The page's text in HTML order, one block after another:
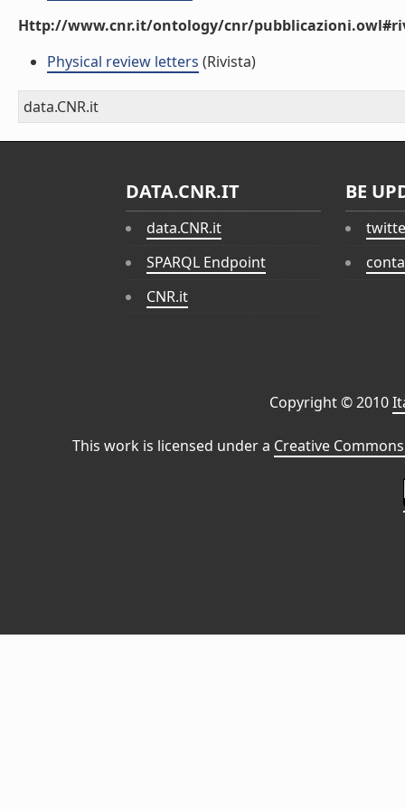
Http://www.cnr.it/ontology/cnr/
Physical review letters (Rivista)
data.CNR.it
DATA.CNR.IT
data.CNR.it
SPARQL Endpoint
CNR.it
BE
Copyright © 2010
This work is licensed under a Creative